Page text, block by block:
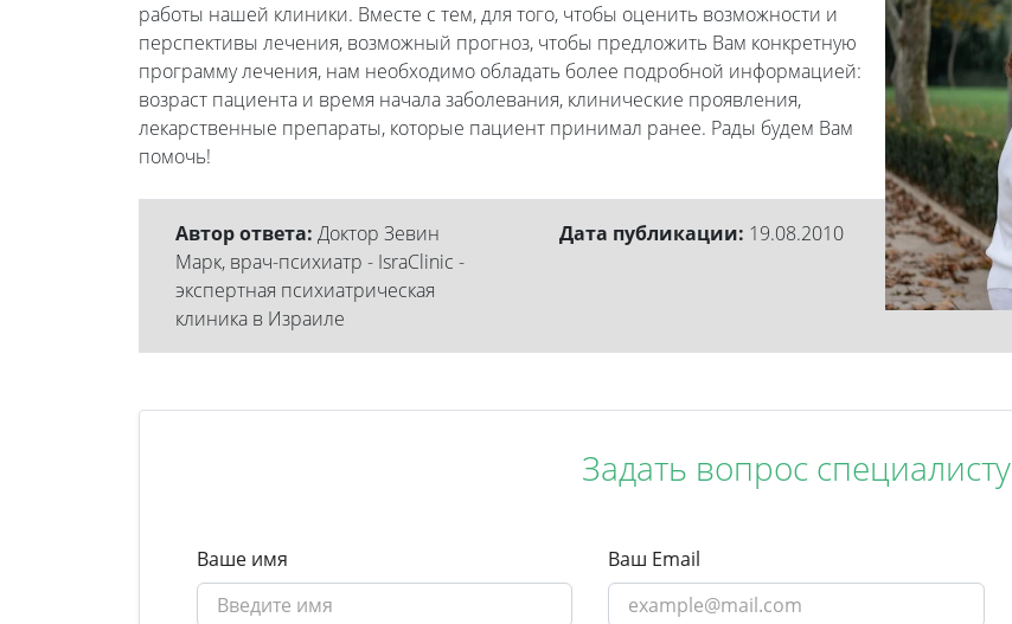
работы нашей клиники. Вместе с тем, для того, чтобы оценить возможности и
перспективы лечения, возможный прогноз, чтобы предложить Вам конкретную
программу лечения, нам необходимо обладать более подробной информацией:
возраст пациента и время начала заболевания, клинические проявления,
лекарственные препараты, которые пациент принимал ранее. Рады будем Вам
помочь!
Автор ответа: Доктор Зевин
Марк, врач-психиатр - IsraClinic -
экспертная психиатрическая
клиника в Израиле
Дата публикации: 19.08.2010
Задать вопрос специалисту
Ваше имя Ваш Email